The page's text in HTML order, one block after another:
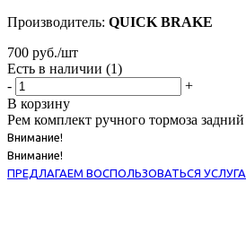
Производитель: QUICK BRAKE
700 руб./шт
Есть в наличии (1)
-
+
В корзину
Рем комплект ручного тормоза
Внимание!
Внимание!
ПРЕДЛАГАЕМ ВОСПОЛЬЗОВАТЬСЯ